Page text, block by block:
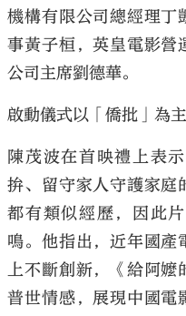
機構有限公司總經理丁
事黃子桓，英皇電影營
公司主席劉德華。
啟動儀式以「僑批」為
陳茂波在首映禮上表
拚、留守家人守護家庭
都有類似經歷，因此
鳴。他指出，近年國產
上不斷創新，《給阿嬤
普世情感，展現中國電